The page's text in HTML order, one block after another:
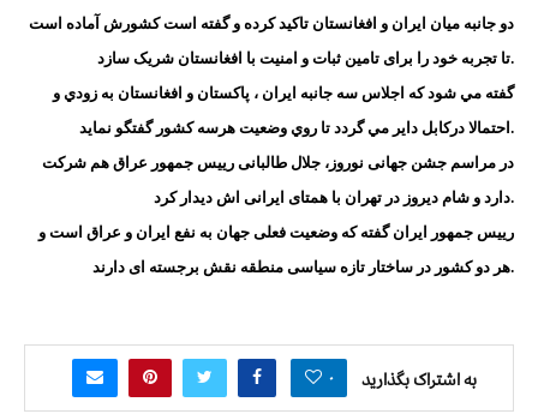
دو جانبه میان ایران و افغانستان تاکید کرده و گفته است کشورش آماده است
تا تجربه خود را برای تامین ثبات و امنیت با افغانستان شریک سازد.
گفته مي شود كه اجلاس سه جانبه ايران ، پاكستان و افغانستان به زودي و
احتمالا دركابل داير مي گردد تا روي وضعيت هرسه كشور گفتگو نمايد.
در مراسم جشن جهانی نوروز، جلال طالبانی رییس جمهور عراق هم شرکت
دارد و شام دیروز در تهران با همتای ایرانی اش دیدار کرد.
رییس جمهور ایران گفته که وضعیت فعلی جهان به نفع ایران و عراق است و
هر دو کشور در ساختار تازه سیاسی منطقه نقش برجسته ای دارند.
به اشتراک بگذارید ۰